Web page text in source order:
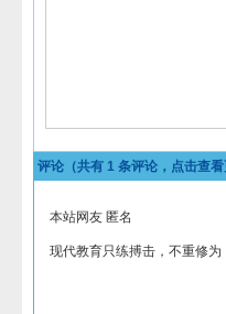
评论（共有 1 条评论，点击查看
本站网友 匿名
现代教育只练搏击，不重修